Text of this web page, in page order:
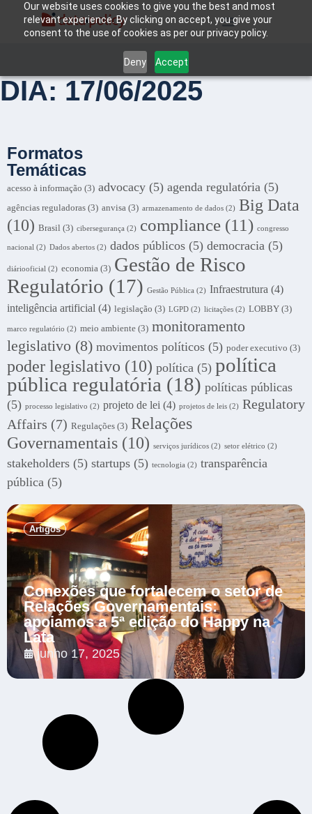
Our website uses cookies to give you the best and most
relevant experience. By clicking on accept, you give your
consent to the use of cookies as per our privacy policy.
Deny Accept
DIA: 17/06/2025
Formatos
Temáticas
acesso à informação (3) advocacy (5) agenda regulatória (5)
agências reguladoras (3) anvisa (3) armazenamento de dados (2) Big Data
(10) Brasil (3) cibersegurança (2) compliance (11) congresso
nacional (2) Dados abertos (2) dados públicos (5) democracia (5)
diáriooficial (2) economia (3) Gestão de Risco
Regulatório (17) Gestão Pública (2) Infraestrutura (4)
inteligência artificial (4) legislação (3) LGPD (2) licitações (2) LOBBY (3)
marco regulatório (2) meio ambiente (3) monitoramento
legislativo (8) movimentos políticos (5) poder executivo (3)
poder legislativo (10) política (5) política
pública regulatória (18) políticas públicas
(5) processo legislativo (2) projeto de lei (4) projetos de leis (2) Regulatory
Affairs (7) Regulações (3) Relações
Governamentais (10) serviços jurídicos (2) setor elétrico (2)
stakeholders (5) startups (5) tecnologia (2) transparência
pública (5)
Artigos
Conexões que fortalecem o setor de
Relações Governamentais:
apoiamos a 5ª edição do Happy na
Lata
junho 17, 2025